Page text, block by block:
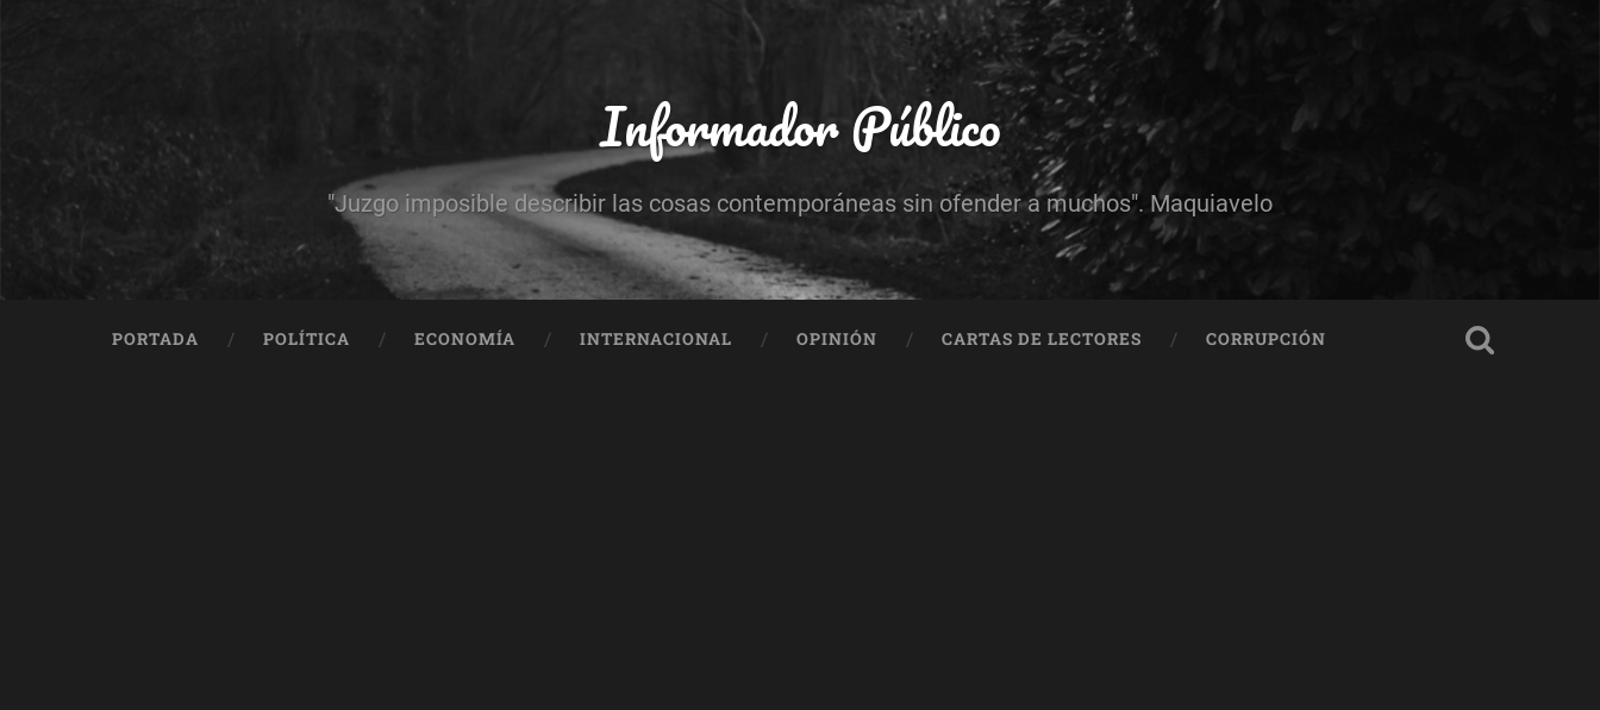
Informador Público
"Juzgo imposible describir las cosas contemporáneas sin ofender a muchos". Maquiavelo
PORTADA POLÍTICA ECONOMÍA INTERNACIONAL OPINIÓN CARTAS DE LECTORES CORRUPCIÓN